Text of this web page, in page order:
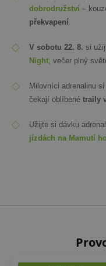
dobrodružství –
překvapení
V sobotu 22. 8. si
Night , večer plný
Milovníci adrenalinu
čekají oblíbené traily
Užijte si dávku
jízdách na Mamutí